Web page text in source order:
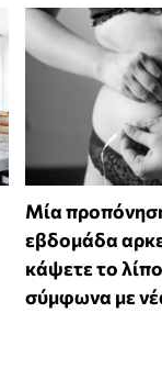
Μία
εβδομάδα
κάψετε το
σύμφωνα με